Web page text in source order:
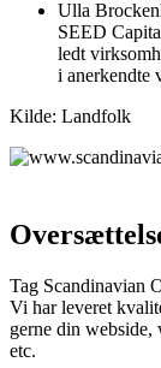
Ulla
SEED
ledt
i anerkendte
Kilde: Landfolk
Tag Scandinavian
Vi har leveret
gerne din
etc.